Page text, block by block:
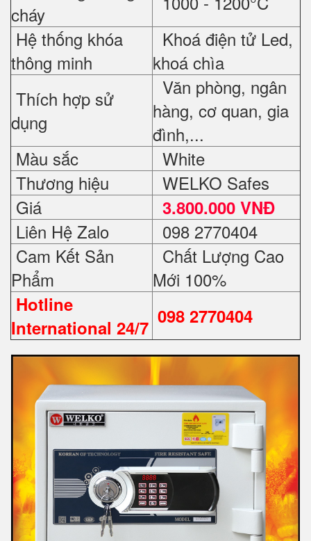
cháy
Hệ thống khóa
thông minh
Khoá điện tử Led,
khoá chìa
Thích hợp sử
dụng
Văn phòng, ngân
hàng, cơ quan, gia
đình,...
Màu sắc
White
Thương hiệu
WELKO Safes
Giá
3.800.000 VNĐ
Liên Hệ Zalo
098 2770404
Cam Kết Sản
Phẩm
Chất Lượng Cao
Mới 100%
Hotline
International 24/7 098 2770404